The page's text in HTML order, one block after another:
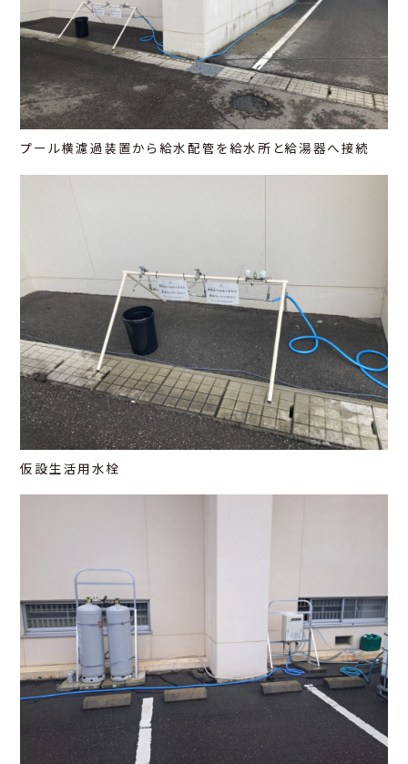
プール横濾過装置から給水配管を給水所と給湯器へ接続
仮設生活用水栓